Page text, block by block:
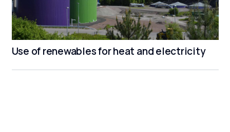
Use of renewables for heat and electricity